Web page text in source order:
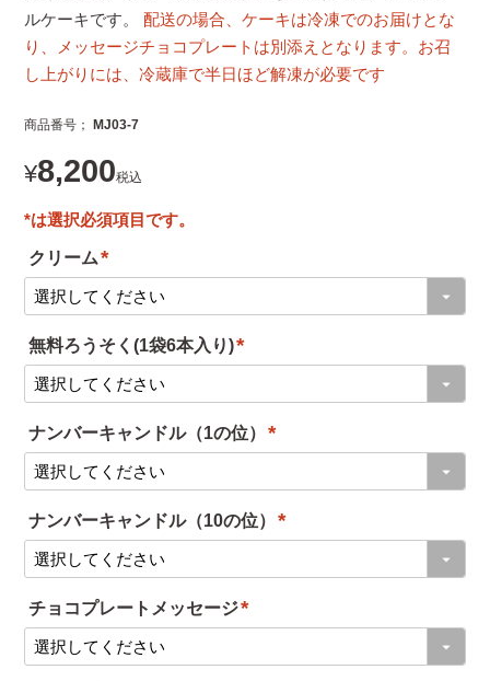
ルケーキです。配送の場合、ケーキは冷凍でのお届けとな
り、メッセージチョコプレートは別添えとなります。お召
し上がりには、冷蔵庫で半日ほど解凍が必要です
商品番号 MJ03-7
¥8,200税込
クリーム
(
必
須
)
無料ろうそく(1袋6本入り)
必
須
ナンバーキャンドル（1の位）
必
須
ナンバーキャンドル（10の位）
必
チョコプレートメッセージ
必